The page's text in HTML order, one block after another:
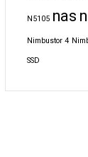
N5105 nas
Nimbustor 4
SSD